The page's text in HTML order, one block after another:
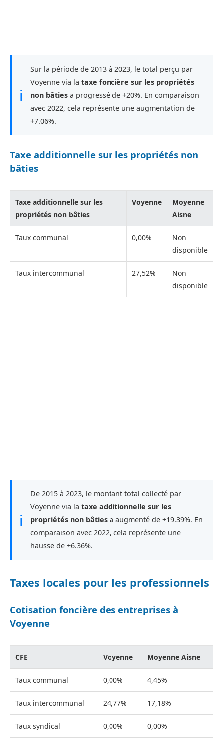
ℹ
Sur la période de 2013 à 2023, le total perçu par
Voyenne via la taxe foncière sur les propriétés
non bâties a progressé de +20%. En comparaison
avec 2022, cela représente une augmentation de
+7.06%.
Taxe additionnelle sur les propriétés non
bâties
Taxe additionnelle sur les
propriétés non bâties
Voyenne
Moyenne
Aisne
Taux communal 0,00%
Non
disponible
Taux intercommunal 27,52%
Non
disponible
ℹ
De 2015 à 2023, le montant total collecté par
Voyenne via la taxe additionnelle sur les
propriétés non bâties a augmenté de +19.39%. En
comparaison avec 2022, cela représente une
hausse de +6.36%.
Taxes locales pour les professionnels
Cotisation foncière des entreprises à
Voyenne
CFE Voyenne Moyenne Aisne
Taux communal 0,00% 4,45%
Taux intercommunal 24,77% 17,18%
Taux syndical 0,00% 0,00%